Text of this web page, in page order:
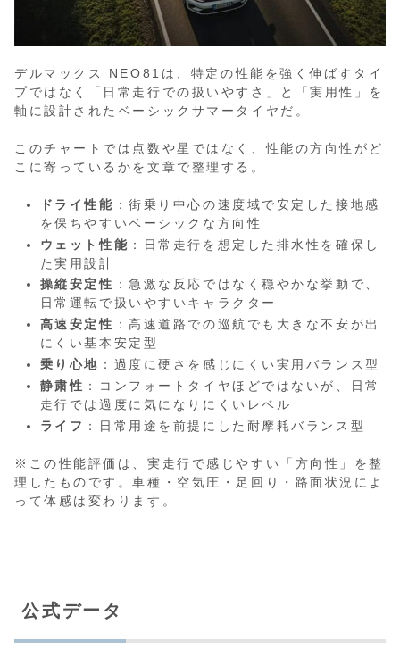
デルマックス NEO81は、特定の性能を強く伸ばすタイ
プではなく「日常走行での扱いやすさ」と「実用性」を
軸に設計されたベーシックサマータイヤだ。
このチャートでは点数や星ではなく、性能の方向性がど
こに寄っているかを文章で整理する。
ドライ性能 ：街乗り中心の速度域で安定した接地感
を保ちやすいベーシックな方向性
ウェット性能 ：日常走行を想定した排水性を確保し
た実用設計
操縦安定性 ：急激な反応ではなく穏やかな挙動で、
日常運転で扱いやすいキャラクター
高速安定性 ：高速道路での巡航でも大きな不安が出
にくい基本安定型
乗り心地 ：過度に硬さを感じにくい実用バランス型
静粛性 ：コンフォートタイヤほどではないが、日常
走行では過度に気になりにくいレベル
ライフ ：日常用途を前提にした耐摩耗バランス型
※この性能評価は、実走行で感じやすい「方向性」を整
理したものです。車種・空気圧・足回り・路面状況によ
って体感は変わります。
公式データ